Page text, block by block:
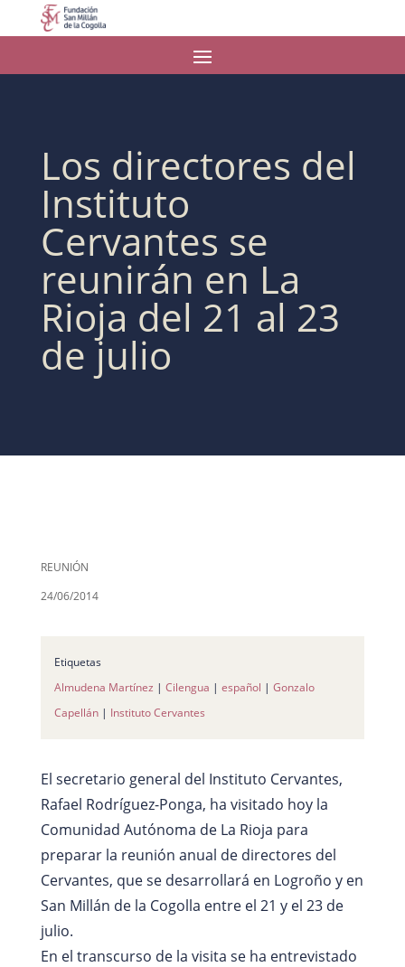
Los directores del
Instituto
Cervantes se
reunirán en La
Rioja del 21 al 23
de julio
REUNIÓN
24/06/2014
Etiquetas
Almudena Martínez | Cilengua | español | Gonzalo
Capellán| Instituto Cervantes
El secretario general del Instituto Cervantes,
Rafael Rodríguez-Ponga, ha visitado hoy la
Comunidad Autónoma de La Rioja para
preparar la reunión anual de directores del
Cervantes, que se desarrollará en Logroño y en
San Millán de la Cogolla entre el 21 y el 23 de
julio.
En el transcurso de la visita se ha entrevistado